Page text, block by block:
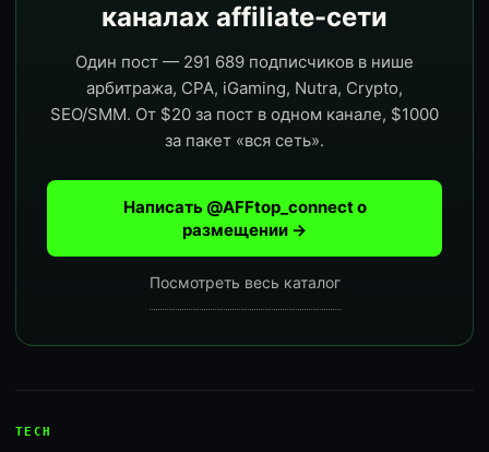
каналах affiliate-сети
Один пост — 291 689 подписчиков в нише
арбитража, CPA, iGaming, Nutra, Crypto,
SEO/SMM. От $20 за пост в одном канале, $1000
за пакет «вся сеть».
Написать @AFFtop_connect о
размещении →
Посмотреть весь каталог
TECH